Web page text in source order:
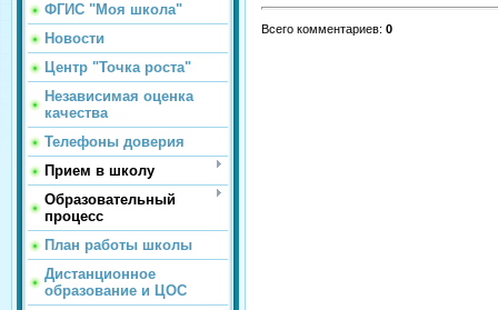
ФГИС "Моя школа"
Новости
Центр "Точка роста"
Независимая оценка
качества
Телефоны доверия
Прием в школу
Образовательный
процесс
План работы школы
Дистанционное
образование и ЦОС
Всего комментариев: 0